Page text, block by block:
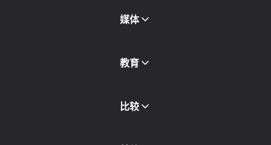
代理目录
媒体
博客和文章
合作伙伴
教育
免费书
比较